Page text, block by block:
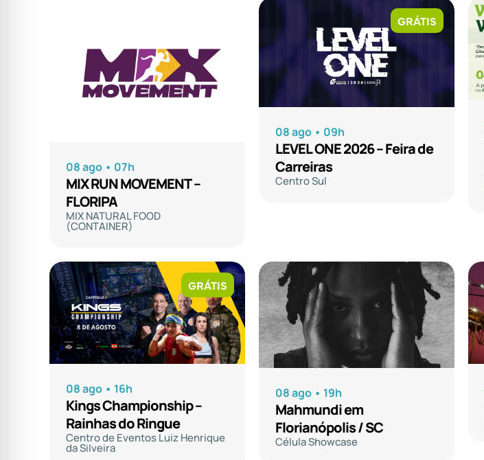
08 ago • 07h
MIX RUN MOVEMENT –
FLORIPA
MIX NATURAL FOOD
(CONTAINER)
GRÁTIS
08 ago • 09h
LEVEL ONE 2026 – Feira de
Carreiras
Centro Sul
GRÁTIS
08 ago • 16h
Kings Championship –
Rainhas do Ringue
Centro de Eventos Luiz Henrique
da Silveira
08 ago • 19h
Mahmundi em
Florianópolis / SC
Célula Showcase